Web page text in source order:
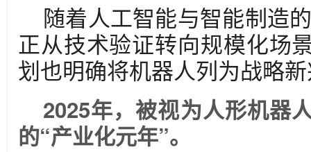
随着人工智能与智能制造
正从技术验证转向规模化场
划也明确将机器人列为战略
2025年，被视为人形机器
的“产业化元年”。